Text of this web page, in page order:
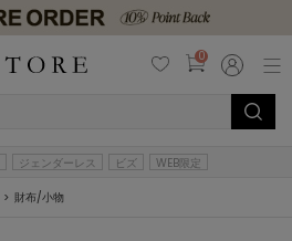
0
ジェンダーレス ビズ WEB限定
財布/小物